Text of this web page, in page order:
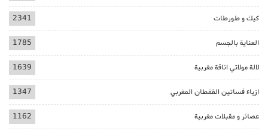
كيك و طورطات 2341
العناية بالجسم 1785
لالة مولاتي اناقة مغربية 1639
ازياء فساتين القفطان المغربي 1347
عصائر و مقبلات مغربية 1162